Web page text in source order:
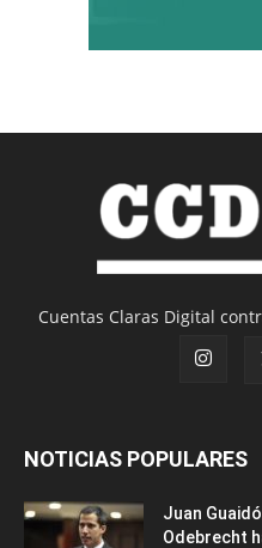
Cuentas Claras Digital
NOTICIAS POPULARES
Juan
Odebrecht